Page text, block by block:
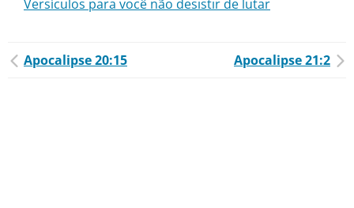
Versículos para você não desistir de lutar
Apocalipse 20:15 Apocalipse 21:2